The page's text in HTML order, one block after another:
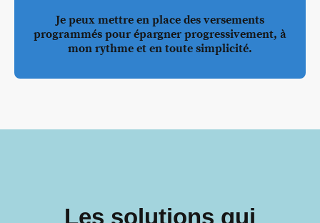
Je peux mettre en place des versements
programmés pour épargner progressivement, à
mon rythme et en toute simplicité.
Les solutions qui